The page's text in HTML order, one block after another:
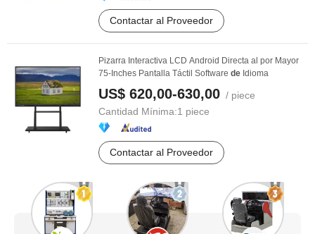
Contactar al Proveedor
Pizarra Interactiva LCD Android Directa al por Mayor
75-Inches Pantalla Táctil Software de Idioma
US$ 620,00-630,00 / piece
Cantidad Mínima:1 piece
Contactar al Proveedor